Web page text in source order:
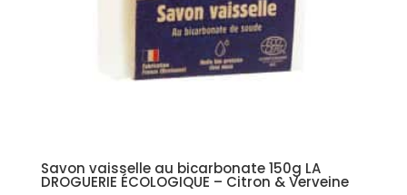
Savon vaisselle au bicarbonate 150g LA
DROGUERIE ÉCOLOGIQUE – Citron & Verveine